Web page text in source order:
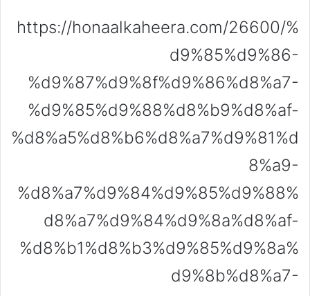
https://honaalkaheera.com/26600/%
d9%85%d9%86-
%d9%87%d9%8f%d9%86%d8%a7-
%d9%85%d9%88%d8%b9%d8%af-
%d8%a5%d8%b6%d8%a7%d9%81%d
8%a9-
%d8%a7%d9%84%d9%85%d9%88%
d8%a7%d9%84%d9%8a%d8%af-
%d8%b1%d8%b3%d9%85%d9%8a%
d9%8b%d8%a7-